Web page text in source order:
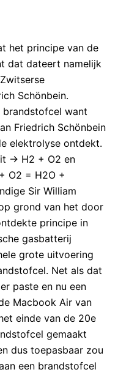
het principe van de
dat dateert namelijk
Schönbein.
brandstofcel want
Friedrich Schönbein
elektrolyse ontdekt.
-> H2 + O2 en
O2 = H2O +
Sir William
grond van het door
principe in
gasbatterij
grote uitvoering
Net als dat
paste en nu een
Macbook Air van
einde van de 20e
gemaakt
dus toepasbaar zou
een brandstofcel